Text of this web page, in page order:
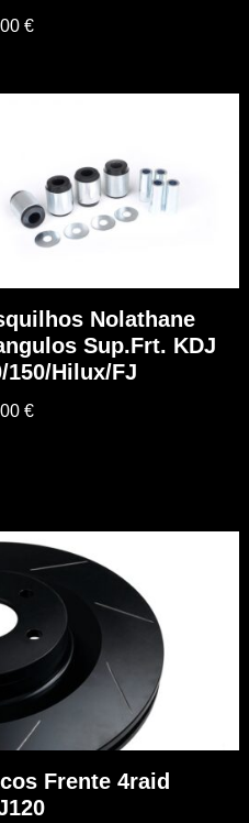
€
Nolathane
Sup.Frt. KDJ
150/Hilux/FJ
€
Frente 4raid